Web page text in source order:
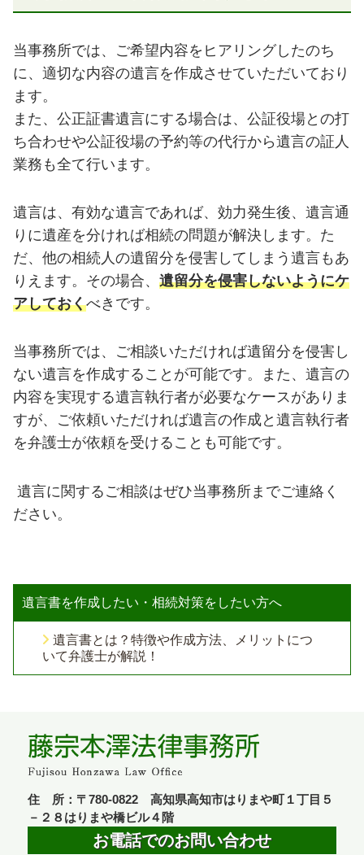
当事務所では、ご希望内容をヒアリングしたのち
に、適切な内容の遺言を作成させていただいており
ます。
また、公正証書遺言にする場合は、公証役場との打
ち合わせや公証役場の予約等の代行から遺言の証人
業務も全て行います。
遺言は、有効な遺言であれば、効力発生後、遺言通
りに遺産を分ければ相続の問題が解決します。た
だ、他の相続人の遺留分を侵害してしまう遺言もあ
りえます。その場合、 遺留分を侵害しないようにケ
アしておくべきです。
当事務所では、ご相談いただければ遺留分を侵害し
ない遺言を作成することが可能です。また、遺言の
内容を実現する遺言執行者が必要なケースがありま
すが、ご依頼いただければ遺言の作成と遺言執行者
を弁護士が依頼を受けることも可能です。
遺言に関するご相談はぜひ当事務所までご連絡く
ださい。
遺言書を作成したい・相続対策をしたい方へ
遺言書とは？特徴や作成方法、メリットにつ
いて弁護士が解説！
住 所：〒780-0822 高知県高知市はりまや町１丁目５
－２８はりまや橋ビル４階
お電話でのお問い合わせ